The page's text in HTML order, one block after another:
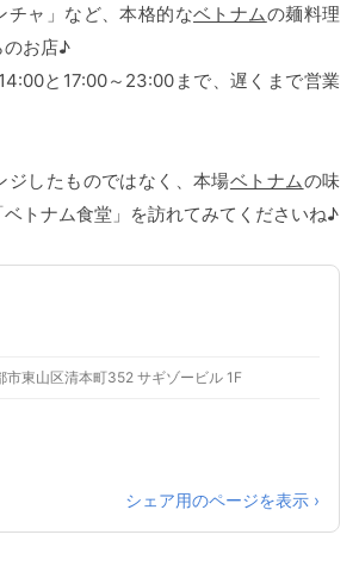
チャ」など、本格的なベトナムの麺料理
のお店♪
と17:00～23:00まで、遅くまで営業
ジしたものではなく、本場ベトナムの味
トナム食堂」を訪れてみてくださいね♪
市東山区清本町352 サギゾービル 1F
シェア用のページを表示 ›